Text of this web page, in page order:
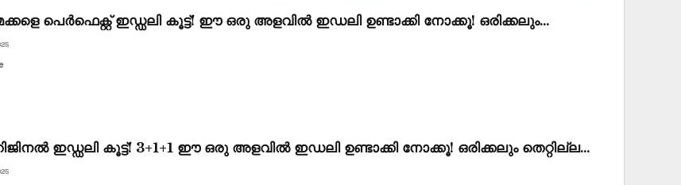
പെർഫെക്റ്റ് ഇഡ്ഡലി കൂട്ട്! ഈ ഒരു അളവിൽ ഇഡലി ഉണ്ടാക്കി നോക്കൂ! ഒരിക്കലും…
ഇഡ്ഡലി കൂട്ട്! 3+1+1 ഈ ഒരു അളവിൽ ഇഡലി ഉണ്ടാക്കി നോക്കൂ! ഒരിക്കലും തെറ്റില്ല…